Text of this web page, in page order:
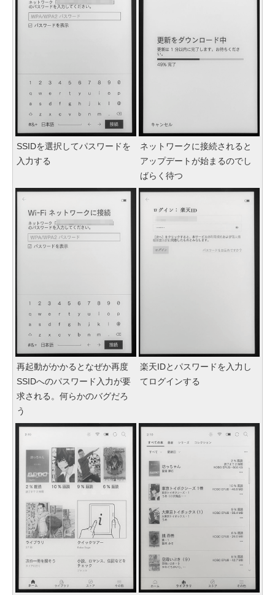
SSIDを選択してパスワードを
入力する
ネットワークに接続されると
アップデートが始まるのでし
ばらく待つ
再起動がかかるとなぜか再度
SSIDへのパスワード入力が要
求される。何らかのバグだろ
う
楽天IDとパスワードを入力し
てログインする